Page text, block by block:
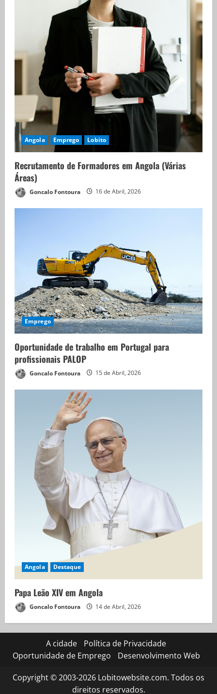
Angola Emprego Lobito
Recrutamento de Formadores em Angola (Várias
Áreas)
Goncalo Fontoura 16 de Abril, 2026
Emprego
Oportunidade de trabalho em Portugal para
profissionais PALOP
Goncalo Fontoura 15 de Abril, 2026
Angola Destaque
Papa Leão XIV em Angola
Goncalo Fontoura 14 de Abril, 2026
A cidade
Política de Privacidade
Oportunidade de Emprego
Desenvolvimento Web
Copyright © 2003-2026 Lobitowebsite.com. Todos os
direitos reservados.